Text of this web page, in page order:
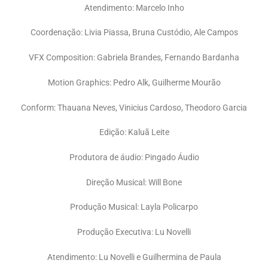
Atendimento: Marcelo Inho
Coordenação: Livia Piassa, Bruna Custódio, Ale Campos
VFX Composition: Gabriela Brandes, Fernando Bardanha
Motion Graphics: Pedro Alk, Guilherme Mourão
Conform: Thauana Neves, Vinicius Cardoso, Theodoro Garcia
Edição: Kaluã Leite
Produtora de áudio: Pingado Áudio
Direção Musical: Will Bone
Produção Musical: Layla Policarpo
Produção Executiva: Lu Novelli
Atendimento: Lu Novelli e Guilhermina de Paula